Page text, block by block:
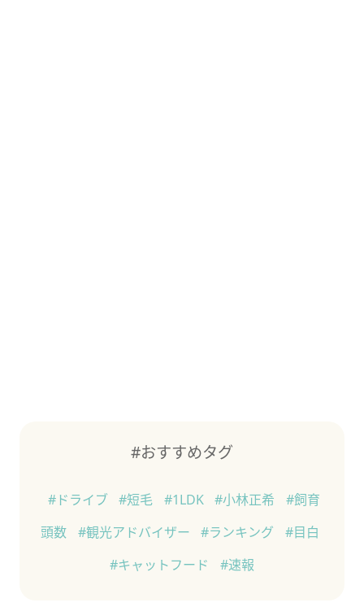
#おすすめタグ
#ドライブ #短毛 #1LDK #小林正希
#飼育
頭数
#観光アドバイザー #ランキング
#目白
#キャットフード
#速報